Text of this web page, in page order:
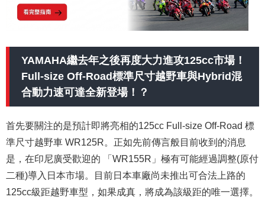
YAMAHA繼去年之後再度大力進攻125cc市場！
Full-size Off-Road標準尺寸越野車與Hybrid混
合動力速可達全新登場！？
首先要關注的是預計即將亮相的125cc Full-size Off-Road 標
準尺寸越野車 WR125R。正如先前傳言般目前收到的消息
是，在印尼廣受歡迎的 「WR155R」極有可能經過調整(原付
二種)導入日本市場。
目前日本車廠尚未推出可合法上路的
125cc級距越野車型，如果成真，將成為該級距的唯一選擇。